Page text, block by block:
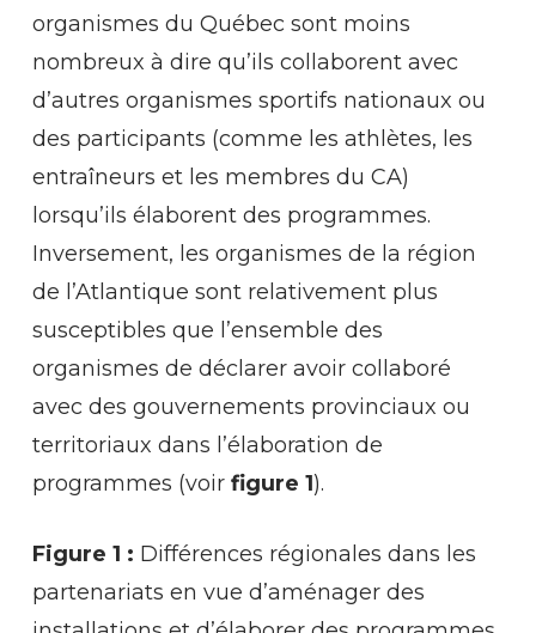
organismes du Québec sont moins
nombreux à dire qu’ils collaborent avec
d’autres organismes sportifs nationaux ou
des participants (comme les athlètes, les
entraîneurs et les membres du CA)
lorsqu’ils élaborent des programmes.
Inversement, les organismes de la région
de l’Atlantique sont relativement plus
susceptibles que l’ensemble des
organismes de déclarer avoir collaboré
avec des gouvernements provinciaux ou
territoriaux dans l’élaboration de
programmes (voir figure 1).
Figure 1 : Différences régionales dans les
partenariats en vue d’aménager des